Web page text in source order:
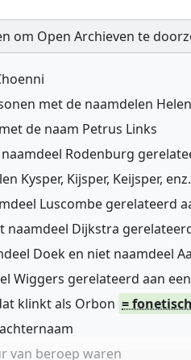
om Open Archieven te
met de naamdelen
de naam Petrus Links
Rodenburg
Kysper, Kijsper, Keijsper, enz.
Luscombe gerelateerd
naamdeel Dijkstra
Doek en niet naamdeel
Wiggers gerelateerd aan
klinkt als Orbon =
van beroep waren